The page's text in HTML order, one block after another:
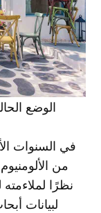
الوضع
في السنوات
من
نظرًا لملاءمته
لبيانات